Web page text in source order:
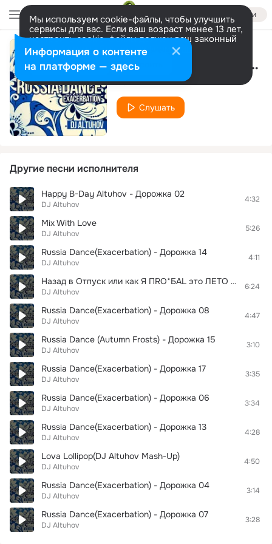
Войти
Мы используем cookie-файлы, чтобы улучшить
сервисы для вас. Если ваш возраст менее 13 лет,
настроить cookie-файлы должен ваш законный
представитель. Больше информации
Разрешить все Настроить Russia Dance(Exacerbation) - Дорожка 10
DJ Altuhov
Слушать
Другие песни исполнителя
Happy B-Day Altuhov - Дорожка 02
DJ Altuhov
4:32
Mix With Love
DJ Altuhov
5:26
Russia Dance(Exacerbation) - Дорожка 14
DJ Altuhov
4:11
Назад в Отпуск или как Я ПRO*БАL это ЛЕТО - Дорожка 17
DJ Altuhov
6:24
Russia Dance(Exacerbation) - Дорожка 08
DJ Altuhov
4:47
Russia Dance (Autumn Frosts) - Дорожка 15
DJ Altuhov
3:10
Russia Dance(Exacerbation) - Дорожка 17
DJ Altuhov
3:35
Russia Dance(Exacerbation) - Дорожка 06
DJ Altuhov
3:34
Russia Dance(Exacerbation) - Дорожка 13
DJ Altuhov
4:28
Lova Lollipop(DJ Altuhov Mash-Up)
DJ Altuhov
4:50
Russia Dance(Exacerbation) - Дорожка 04
DJ Altuhov
3:14
Russia Dance(Exacerbation) - Дорожка 07
DJ Altuhov
3:28
Информация о контенте
на платформе — здесь